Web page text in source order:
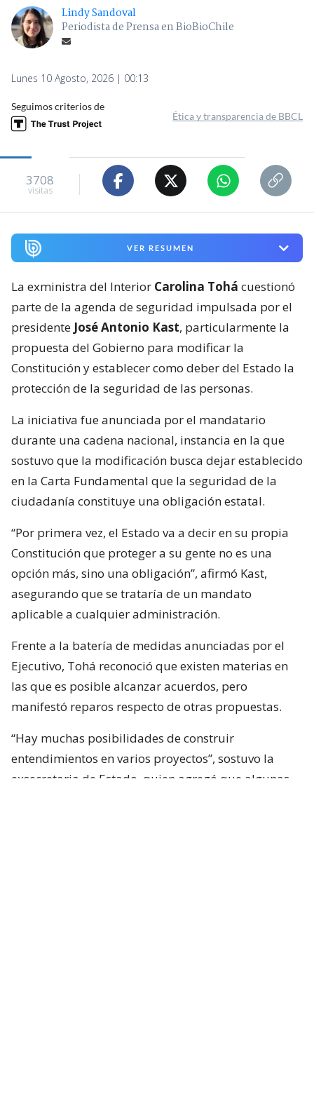
Lindy Sandoval
Periodista de Prensa en BioBioChile
Lunes 10 Agosto, 2026 | 00:13
Seguimos criterios de
Ética y transparencia de BBCL
3708
visitas
VER RESUMEN
La exministra del Interior Carolina Tohá cuestionó
parte de la agenda de seguridad impulsada por el
presidente José Antonio Kast, particularmente la
propuesta del Gobierno para modificar la
Constitución y establecer como deber del Estado la
protección de la seguridad de las personas.
La iniciativa fue anunciada por el mandatario
durante una cadena nacional, instancia en la que
sostuvo que la modificación busca dejar establecido
en la Carta Fundamental que la seguridad de la
ciudadanía constituye una obligación estatal.
“Por primera vez, el Estado va a decir en su propia
Constitución que proteger a su gente no es una
opción más, sino una obligación”, afirmó Kast,
asegurando que se trataría de un mandato
aplicable a cualquier administración.
Frente a la batería de medidas anunciadas por el
Ejecutivo, Tohá reconoció que existen materias en
las que es posible alcanzar acuerdos, pero
manifestó reparos respecto de otras propuestas.
“Hay muchas posibilidades de construir
entendimientos en varios proyectos”, sostuvo la
exsecretaria de Estado, quien agregó que algunas